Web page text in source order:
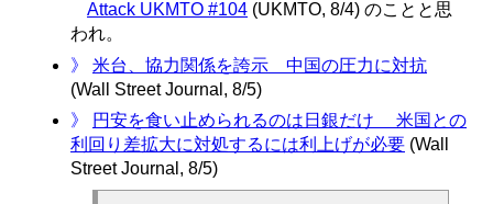
Attack UKMTO #104 (UKMTO, 8/4) のことと思
われ。
》
米台、協力関係を誇示 中国の圧力に対抗
(Wall Street Journal, 8/5)
》
円安を食い止められるのは日銀だけ 米国との
利回り差拡大に対処するには利上げが必要 (Wall
Street Journal, 8/5)